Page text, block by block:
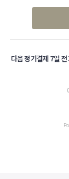
다음 정기결제 7일